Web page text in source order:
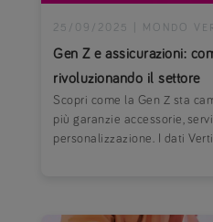
Gen Z e assicurazioni:
rivoluzionando il settore
25/09/2025 MONDO
Scopri come la Gen Z sta
più garanzie accessorie,
personalizzazione. I dati